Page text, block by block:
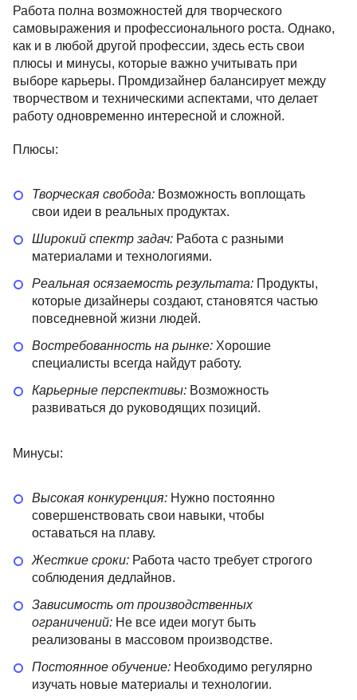
Работа полна возможностей для творческого
самовыражения и профессионального роста. Однако,
как и в любой другой профессии, здесь есть свои
плюсы и минусы, которые важно учитывать при
выборе карьеры. Промдизайнер балансирует между
творчеством и техническими аспектами, что делает
работу одновременно интересной и сложной.
Плюсы:
Творческая свобода: Возможность воплощать
свои идеи в реальных продуктах.
Широкий спектр задач: Работа с разными
материалами и технологиями.
Реальная осязаемость результата: Продукты,
которые дизайнеры создают, становятся частью
повседневной жизни людей.
Востребованность на рынке: Хорошие
специалисты всегда найдут работу.
Карьерные перспективы: Возможность
развиваться до руководящих позиций.
Минусы:
Высокая конкуренция: Нужно постоянно
совершенствовать свои навыки, чтобы
оставаться на плаву.
Жесткие сроки: Работа часто требует строгого
соблюдения дедлайнов.
Зависимость от производственных
ограничений: Не все идеи могут быть
реализованы в массовом производстве.
Постоянное обучение: Необходимо регулярно
изучать новые материалы и технологии.